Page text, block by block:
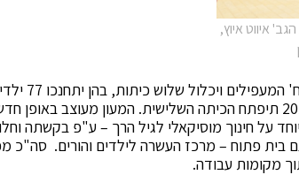
איווט איוץ,
המעון החדש
כיתות ובתחילת חודש אוגוסט 2018 תיפתח הכיתה השלישית. המעון
על חינוך מוסיקאלי לגיל הרך – ע"פ בקשתה